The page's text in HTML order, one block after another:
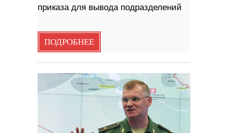
приказа для вывода подразделений
ПОДРОБНЕЕ